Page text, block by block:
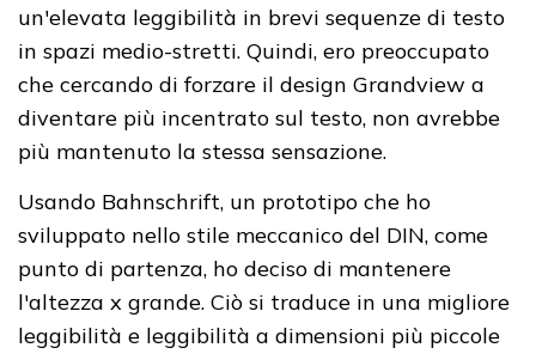
un'elevata leggibilità in brevi sequenze di testo
in spazi medio-stretti. Quindi, ero preoccupato
che cercando di forzare il design Grandview a
diventare più incentrato sul testo, non avrebbe
più mantenuto la stessa sensazione.
Usando Bahnschrift, un prototipo che ho
sviluppato nello stile meccanico del DIN, come
punto di partenza, ho deciso di mantenere
l'altezza x grande. Ciò si traduce in una migliore
leggibilità e leggibilità a dimensioni più piccole